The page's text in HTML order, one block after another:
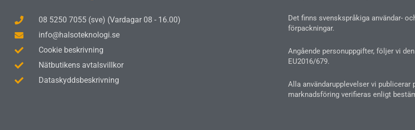
08 5250 7055 (sve) (Vardagar 08 - 16.00)
info@halsoteknologi.se
Cookie beskrivning
Nätbutikens avtalsvillkor
Dataskyddsbeskrivning
Det finns svenskspråkiga användar-
förpackningar.
Angående personuppgifter, följer vi
EU2016/679.
Alla användarupplevelser vi publicerar
marknadsföring verifieras enligt